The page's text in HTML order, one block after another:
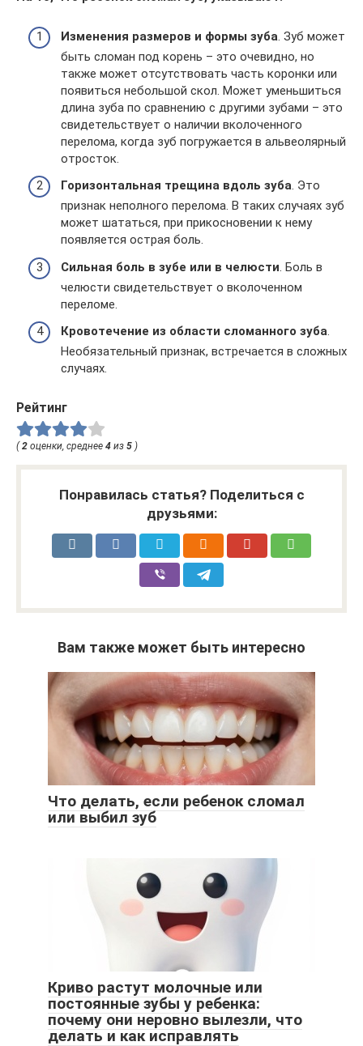
Изменения размеров и формы зуба . Зуб может
быть сломан под корень – это очевидно, но
также может отсутствовать часть коронки или
появиться небольшой скол. Может уменьшиться
длина зуба по сравнению с другими зубами – это
свидетельствует о наличии вколоченного
перелома, когда зуб погружается в альвеолярный
отросток.
Горизонтальная трещина вдоль зуба. Это
признак неполного перелома. В таких случаях зуб
может шататься, при прикосновении к нему
появляется острая боль.
Сильная боль в зубе или в челюсти . Боль в
челюсти свидетельствует о вколоченном
переломе.
Кровотечение из области сломанного зуба.
Необязательный признак, встречается в сложных
случаях.
Рейтинг
(2 оценки, среднее 4 из 5 )
Понравилась статья? Поделиться с
друзьями:
Вам также может быть интересно
Что делать, если ребенок сломал
или выбил зуб
Криво растут молочные или
постоянные зубы у ребенка:
почему они неровно вылезли, что
делать и как исправлять